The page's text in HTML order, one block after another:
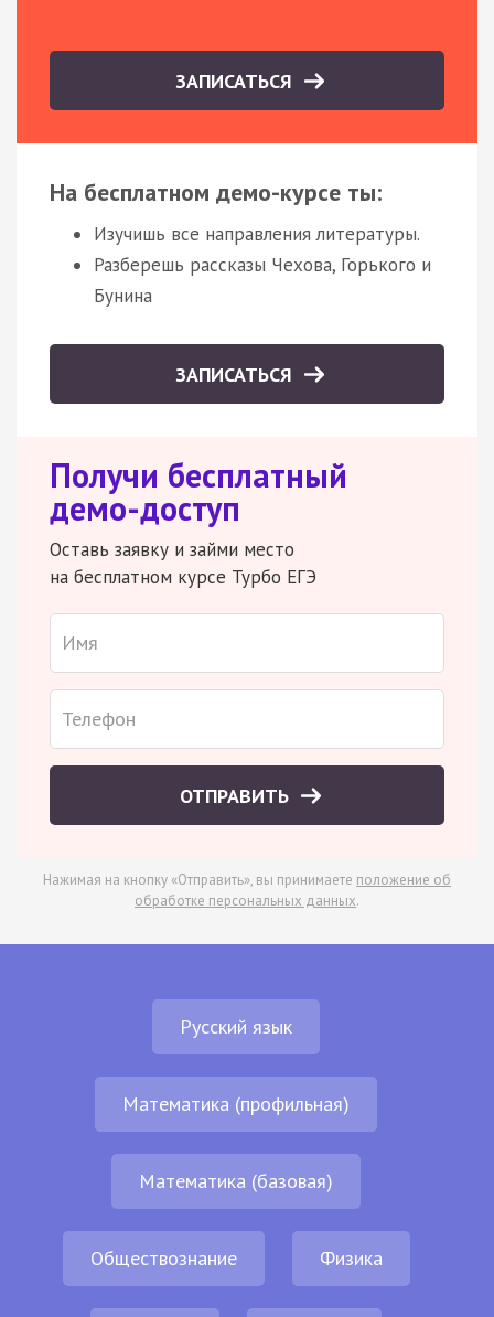
ЗАПИСАТЬСЯ
На бесплатном демо-курсе ты:
Изучишь все направления литературы.
Разберешь рассказы Чехова, Горького и
Бунина
ЗАПИСАТЬСЯ
Получи бесплатный
демо-доступ
Оставь заявку и займи место
на бесплатном курсе Турбо ЕГЭ
ОТПРАВИТЬ
Нажимая на кнопку «Отправить», вы принимаете положение об
обработке персональных данных.
Русский язык
Математика (профильная)
Математика (базовая)
Обществознание Физика